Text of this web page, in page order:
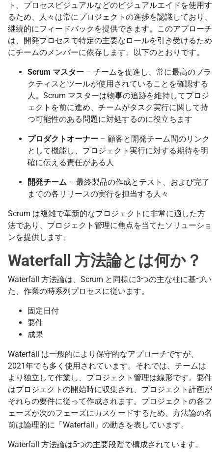
ト、プロセスビジュアルなどのビジュアルエイドを使用す
るため、人々は常にプロジェクトの進捗を認識しており、
継続的にフィードバックを提供できます。このアプローチ
は、開発プロセスで特定の主要なロールを引き受けるため
にチームのメンバーに依存します。以下のとおりです。
Scrum マスター – チームを促進し、常に最高のプラ
クティスとツールが使用されていることを確認する
人。Scrum マスターは物事の追跡を維持してプロジ
ェクトを前に進め、チームがタスク実行に関して持
つ可能性のある問題に対処するのに役立ちます
プロダクトオーナー – 顧客と開発チーム間のリンク
として機能し、プロジェクト実行に対する期待を明
確に伝える責任がある人
開発チーム – 最終製品の作成とテスト、および完了
までの各リリースの実行を担当する人々
Scrum は複雑で革新的なプロジェクトに非常に適した方
法であり、プロジェクト管理に焦点を当てたソリューショ
ンを提供します。
Waterfall 方法論とは何か？
Waterfall 方法論は、Scrum と同様に3つの主な柱に基づい
た、作業の時系列プロセスに従います。
固定日付
要件
成果
Waterfall は一般的により保守的なアプローチですが、
2021年でも多く使用されています。それでは、チームは
より独立して作業し、プロジェクト管理は線形です。要件
はプロジェクトの開始時に収集され、プロジェクト計画が
それらの要件に従って作成されます。プロジェクトの各フ
ェーズが次のフェーズにカスケードするため、方法論の名
前は論理的に「Waterfall」の動きを表しています。
Waterfall 方法論は5つの主要段階で構成されています。